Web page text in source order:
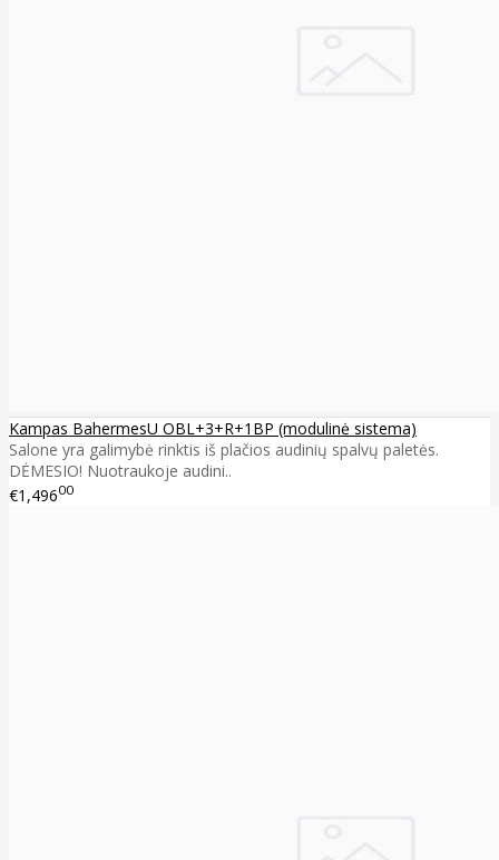
Kampas BahermesU OBL+3+R+1BP (modulinė sistema)
Salone yra galimybė rinktis iš plačios audinių spalvų paletės.
DĖMESIO! Nuotraukoje audini..
€1,49600